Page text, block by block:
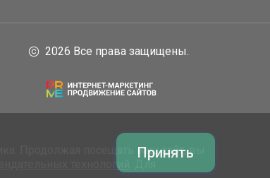
2026 Все права защищены.
Продолжая посещать наш сайт, вы
технологий
. Для
Принять